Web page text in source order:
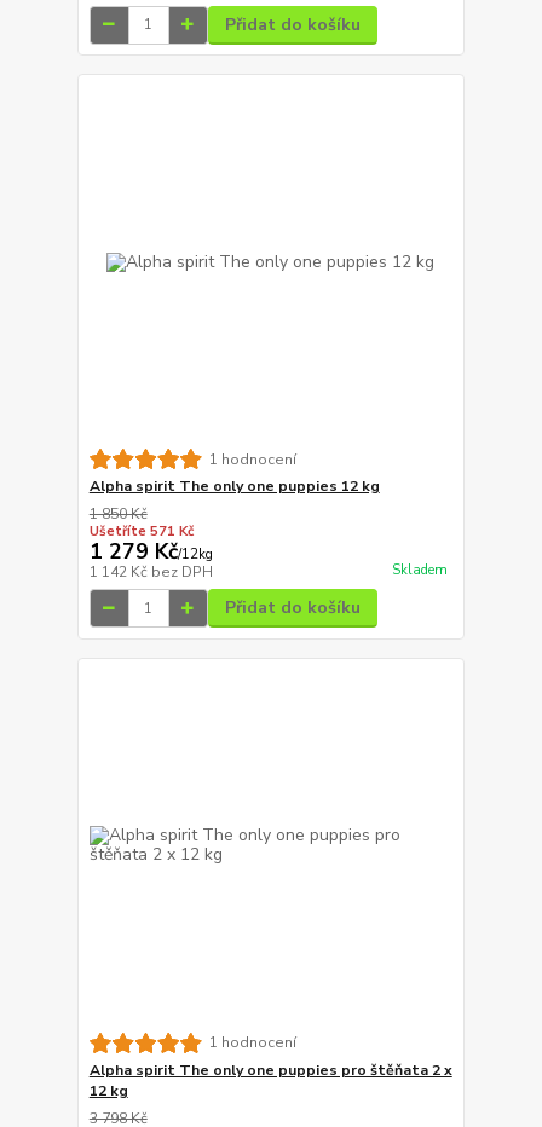
Přidat do košíku
1 hodnocení
Alpha spirit The only one puppies 12 kg
1 850 Kč
Ušetříte 571 Kč
1 279 Kč/12kg
1 142 Kč bez DPH Skladem
Přidat do košíku
1 hodnocení
Alpha spirit The only one puppies pro štěňata 2 x
12 kg
3 798 Kč